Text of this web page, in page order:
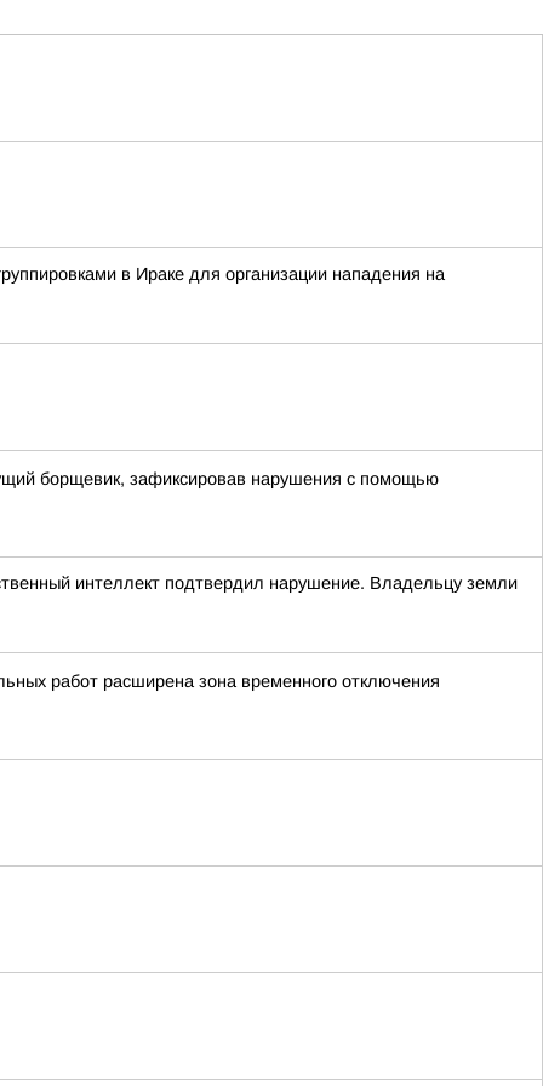
в Ираке для организации нападения на
борщевик, зафиксировав нарушения с помощью
интеллект подтвердил нарушение. Владельцу земли
работ расширена зона временного отключения